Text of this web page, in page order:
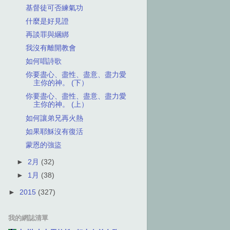
基督徒可否練氣功
什麼是好見證
再談罪與綑綁
我沒有離開教會
如何唱詩歌
你要盡心、盡性、盡意、盡力愛
主你的神。 (下）
你要盡心、盡性、盡意、盡力愛
主你的神。 (上）
如何讓弟兄再火熱
如果耶穌沒有復活
蒙恩的強盜
► 2月 (32)
► 1月 (38)
► 2015 (327)
我的網誌清單